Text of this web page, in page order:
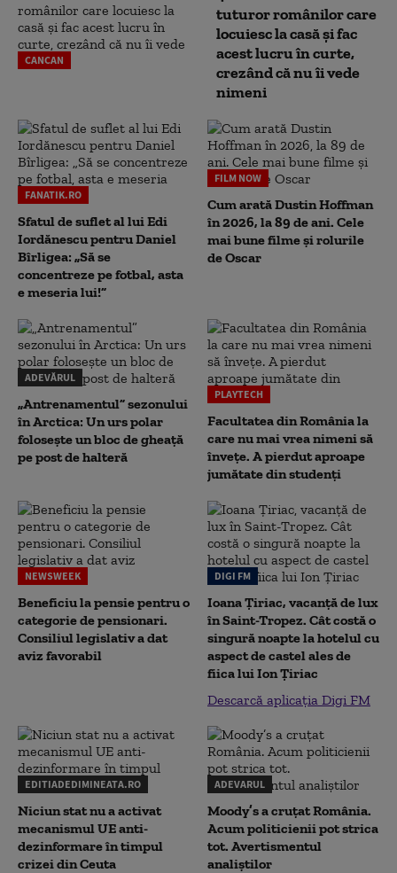
CANCAN
tuturor românilor care
locuiesc la casă și fac
acest lucru în curte,
crezând că nu îi vede
nimeni
FANATIK.RO
Sfatul de suflet al lui Edi
Iordănescu pentru Daniel
Bîrligea: „Să se
concentreze pe fotbal, asta
e meseria lui!”
FILM NOW
Cum arată Dustin Hoffman
în 2026, la 89 de ani. Cele
mai bune filme și rolurile
de Oscar
ADEVĂRUL
„Antrenamentul” sezonului
în Arctica: Un urs polar
folosește un bloc de gheață
pe post de halteră
PLAYTECH
Facultatea din România la
care nu mai vrea nimeni să
înveţe. A pierdut aproape
jumătate din studenţi
NEWSWEEK
Beneficiu la pensie pentru o
categorie de pensionari.
Consiliul legislativ a dat
aviz favorabil
DIGI FM
Ioana Țiriac, vacanță de lux
în Saint-Tropez. Cât costă o
singură noapte la hotelul cu
aspect de castel ales de
fiica lui Ion Țiriac
Descarcă aplicația Digi FM
EDITIADEDIMINEATA.RO
Niciun stat nu a activat
mecanismul UE anti-
dezinformare în timpul
crizei din Ceuta
ADEVARUL
Moody’s a cruțat România.
Acum politicienii pot strica
tot. Avertismentul
analiștilor